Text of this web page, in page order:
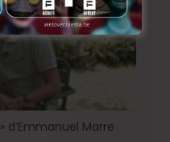
d’Emmanuel Marre